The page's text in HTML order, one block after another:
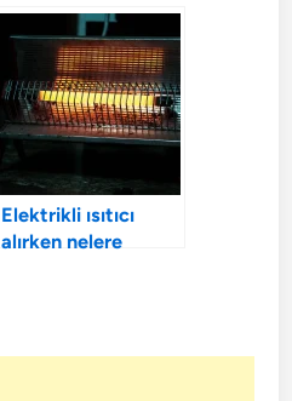
Elektrikli ısıtıcı
alırken nelere